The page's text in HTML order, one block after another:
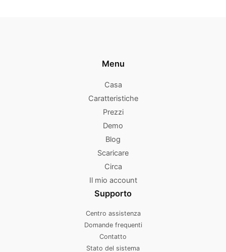
Menu
Casa
Caratteristiche
Prezzi
Demo
Blog
Scaricare
Circa
Il mio account
Supporto
Centro assistenza
Domande frequenti
Contatto
Stato del sistema